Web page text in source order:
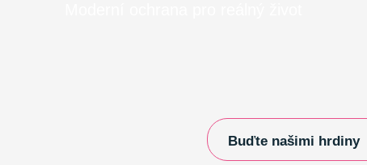
Buďte našimi hrdiny